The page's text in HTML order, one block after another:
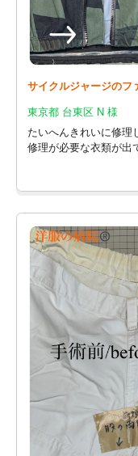
サイクルジャージのフ
東京都 台東区 N 様
たいへんきれいに修理
修理が必要な衣類が出